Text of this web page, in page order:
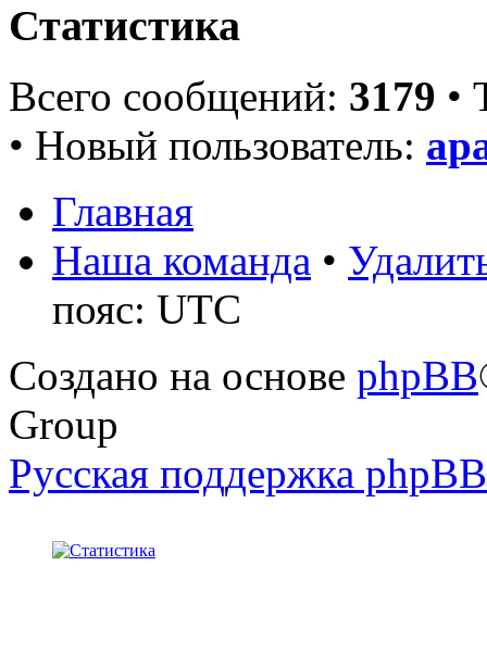
Статистика
Всего сообщений: 3179 •
• Новый пользователь:
Главная
Наша команда •
пояс: UTC
Создано на основе phpBB
Group
Русская поддержка phpBB